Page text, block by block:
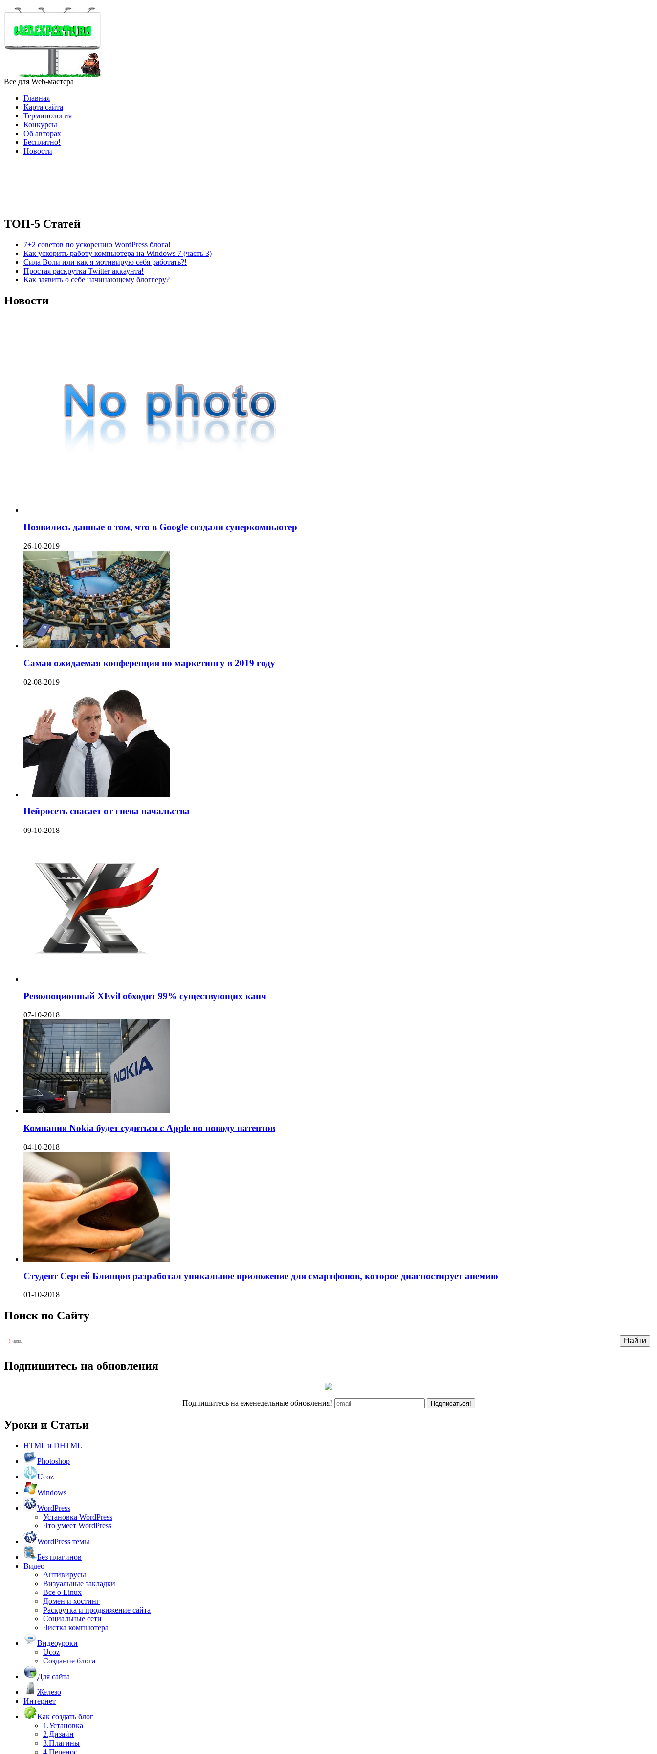
Все для Web-мастера
Главная
Карта сайта
Терминология
Конкурсы
Об авторах
Бесплатно!
Новости
ТОП-5 Статей
7+2 советов по ускорению WordPress блога!
Как ускорить работу компьютера на Windows 7 (часть 3)
Сила Воли или как я мотивирую себя работать?!
Простая раскрутка Twitter аккаунта!
Как заявить о себе начинающему блоггеру?
Новости
Появились данные о том, что в Google создали суперкомпьютер
26-10-2019
Самая ожидаемая конференция по маркетингу в 2019 году
02-08-2019
Нейросеть спасает от гнева начальства
09-10-2018
Революционный XEvil обходит 99% существующих капч
07-10-2018
Компания Nokia будет судиться с Apple по поводу патентов
04-10-2018
Студент Сергей Блинцов разработал уникальное приложение для смартфонов, которое диагностирует анемию
01-10-2018
Поиск по Сайту
Подпишитесь на обновления
Подпишитесь на еженедельные обновления! Подписаться!
Уроки и Статьи
HTML и DHTML
Photoshop
Ucoz
Windows
WordPress
Установка WordPress
Что умеет WordPress
WordPress темы
Без плагинов
Видео
Антивирусы
Визуальные закладки
Все о Linux
Домен и хостинг
Раскрутка и продвижение сайта
Социальные сети
Чистка компьютера
Видеоуроки
Ucoz
Создание блога
Для сайта
Железо
Интернет
Как создать блог
1.Установка
2.Дизайн
3.Плагины
4.Перенос